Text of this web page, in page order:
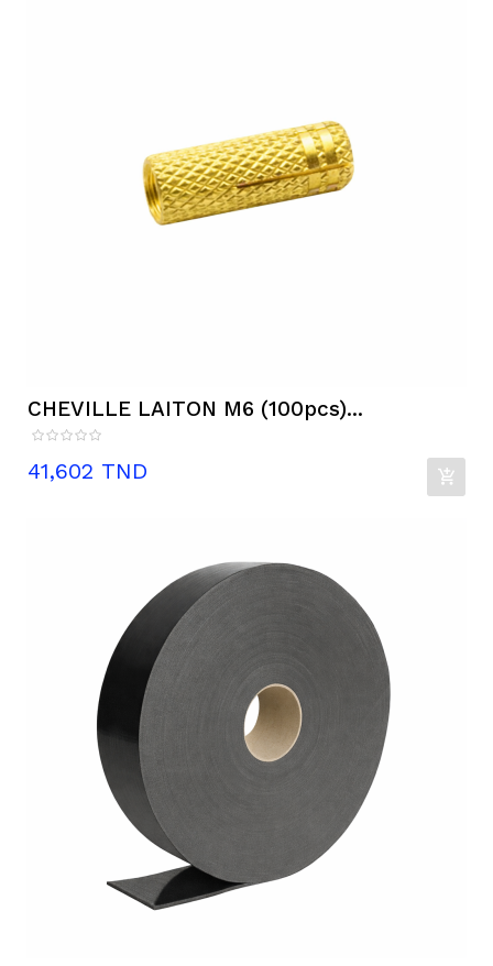
CHEVILLE LAITON M6 (100pcs)...
Prix
41,602 TND